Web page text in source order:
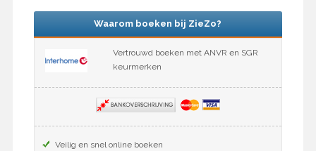
Waarom boeken bij ZieZo?
Vertrouwd boeken met ANVR en SGR
keurmerken
Veilig en snel online boeken